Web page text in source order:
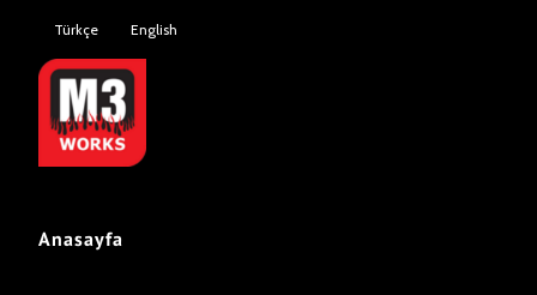
Türkçe English
Anasayfa